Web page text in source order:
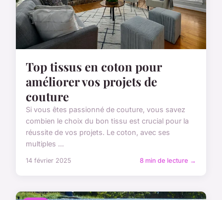
Top tissus en coton pour
améliorer vos projets de
couture
Si vous êtes passionné de couture, vous savez
combien le choix du bon tissu est crucial pour la
réussite de vos projets. Le coton, avec ses
multiples ...
14 février 2025 8 min de lecture →